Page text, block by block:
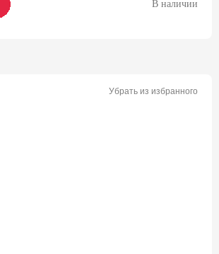
В наличии
Убрать из избранного